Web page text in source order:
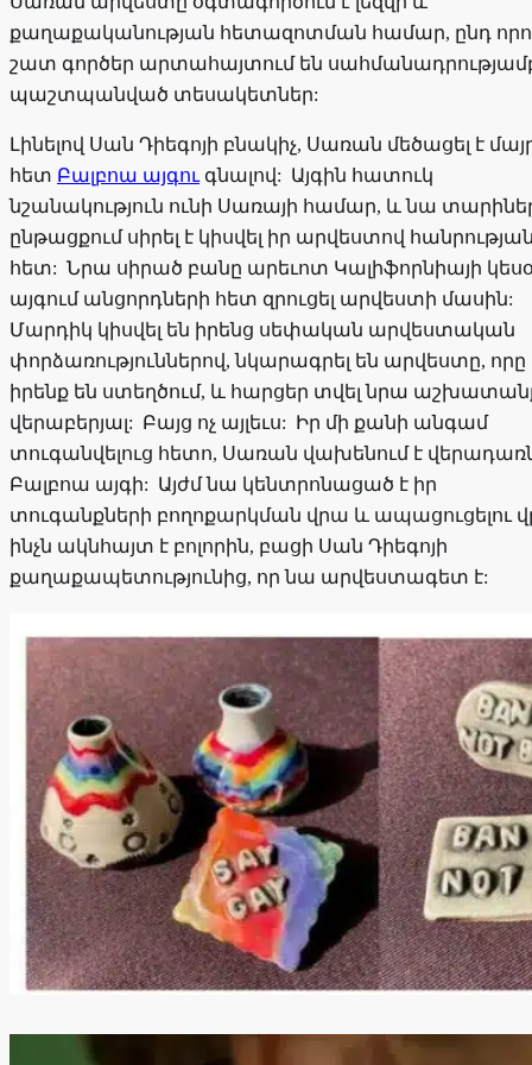
քաղաքականության հետազոտման համար, ընդ
շատ գործեր արտահայտում են
պաշտպանված տեսակետներ:
Լինելով Սան Դիեգոյի բնակիչ, Սառան մեծացել է
հետ Բալբոա այգուգնալով: Այգին հատուկ
նշանակություն ունի Սառայի համար, և նա
ընթացքում սիրել է կիսվել իր արվեստով
հետ: Նրա սիրած բանը արեւոտ Կալիֆորնիայի
այգում անցորդների հետ զրուցել արվեստի մասին:
Մարդիկ կիսվել են իրենց սեփական արվեստական
փորձառություններով, նկարագրել են արվեստը, որը
իրենք են ստեղծում, և հարցեր տվել նրա
վերաբերյալ: Բայց ոչ այլեւս: Իր մի քանի անգամ
տուգանվելուց հետո, Սառան վախենում է
Բալբոա այգի: Այժմ նա կենտրոնացած է իր
տուգանքների բողոքարկման վրա և ապացուցելու
ինչն ակնհայտ է բոլորին, բացի Սան Դիեգոյի
քաղաքապետությունից, որ նա արվեստագետ է: